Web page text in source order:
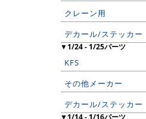
クレーン用
デカール/ステッカー
▼1/24 - 1/25パーツ
KFS
その他メーカー
デカール/ステッカー
▼1/14 - 1/16パーツ